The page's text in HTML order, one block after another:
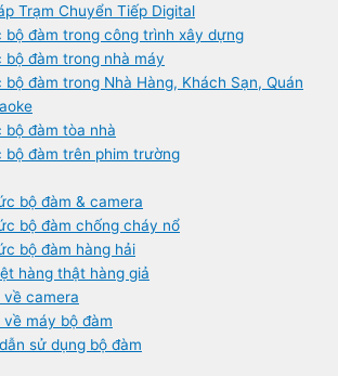
Trạm Chuyển Tiếp Digital
bộ đàm trong công trình xây dựng
bộ đàm trong nhà máy
bộ đàm trong Nhà Hàng, Khách Sạn, Quán
bộ đàm tòa nhà
bộ đàm trên phim trường
bộ đàm & camera
bộ đàm chống cháy nổ
bộ đàm hàng hải
hàng thật hàng giả
về camera
về máy bộ đàm
sử dụng bộ đàm